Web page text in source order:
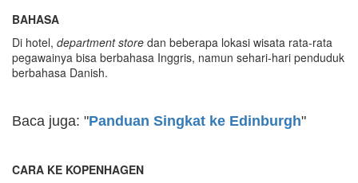
BAHASA
Di hotel, department store dan beberapa lokasi wisata rata-rata
pegawainya bisa berbahasa Inggris, namun sehari-hari penduduk
berbahasa Danish.
Baca juga: "Panduan Singkat ke Edinburgh"
CARA KE KOPENHAGEN